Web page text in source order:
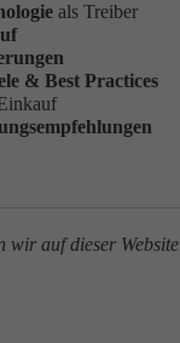
als Treiber
& Best Practices
auf dieser